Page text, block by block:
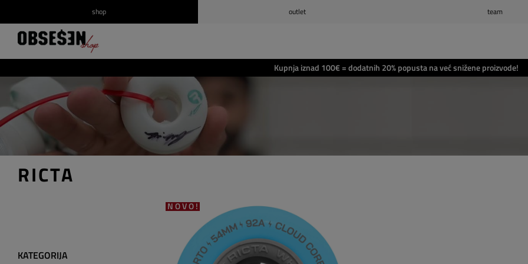
Kupnja iznad 100€ = dodatnih 20% popusta na već snižene proizvode!
shop outlet team
RICTA
NOVO!
KATEGORIJA